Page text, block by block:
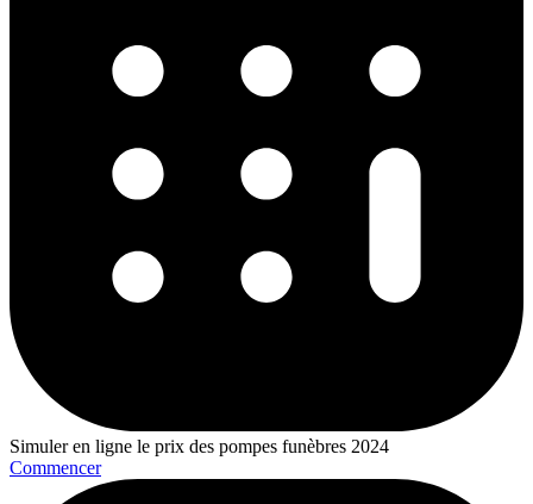
Simuler en ligne le prix des pompes funèbres 2024
Commencer